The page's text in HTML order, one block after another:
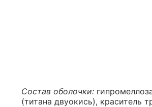
Состав оболочки:
(титана двуокись), краситель